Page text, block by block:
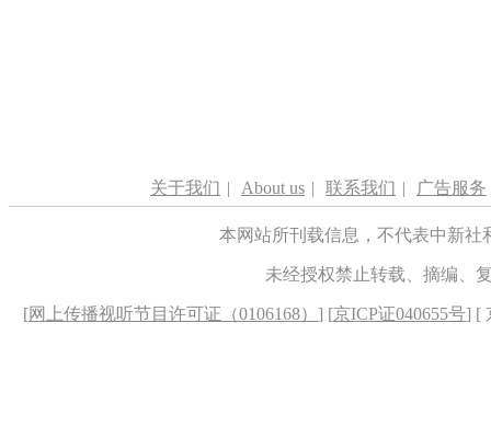
关于我们 | About us | 联系我们 | 广告服务
本网站所刊载信息，不代表中新
未经授权禁止转载、摘编、
[网上传播视听节目许可证（0106168） ] [京ICP证040655号] [